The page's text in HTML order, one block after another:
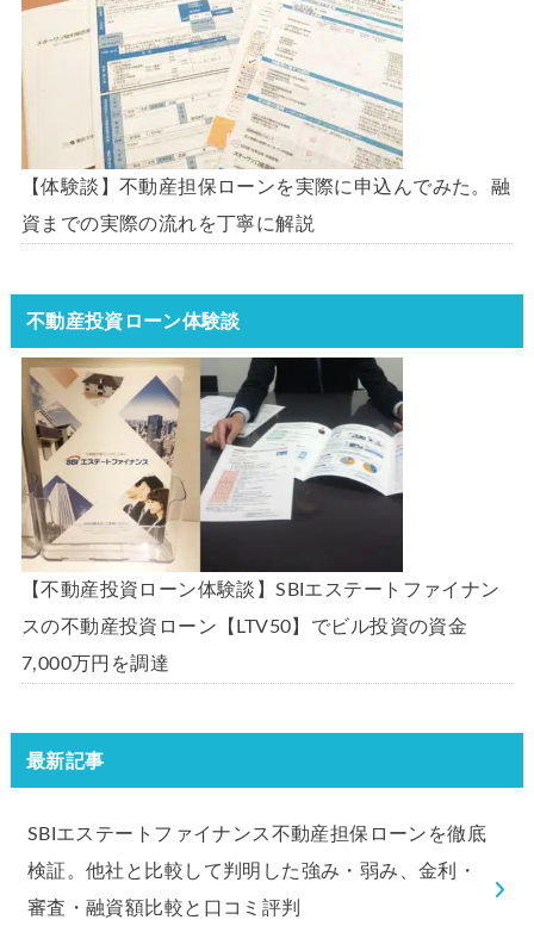
【体験談】不動産担保ローンを実際に申込んでみた。融
資までの実際の流れを丁寧に解説
不動産投資ローン体験談
【不動産投資ローン体験談】SBIエステートファイナン
スの不動産投資ローン【LTV50】でビル投資の資金
7,000万円を調達
最新記事
SBIエステートファイナンス不動産担保ローンを徹底
検証。他社と比較して判明した強み・弱み、金利・
審査・融資額比較と口コミ評判